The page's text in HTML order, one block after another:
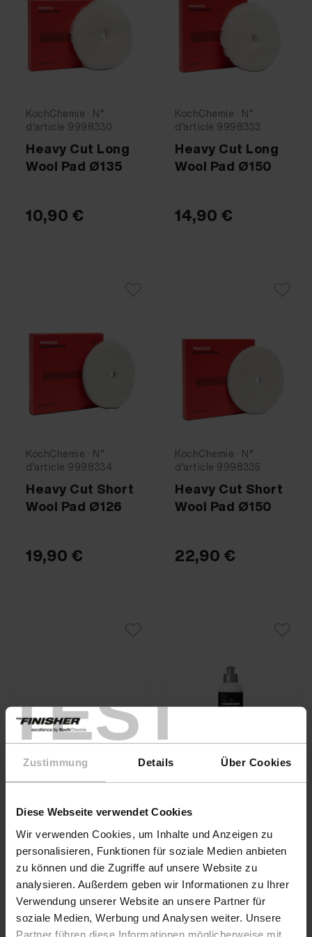
TEST
Zustimmung Details Über Cookies
Diese Webseite verwendet Cookies
Wir verwenden Cookies, um Inhalte und Anzeigen zu
personalisieren, Funktionen für soziale Medien anbieten
zu können und die Zugriffe auf unsere Website zu
analysieren. Außerdem geben wir Informationen zu Ihrer
Verwendung unserer Website an unsere Partner für
soziale Medien, Werbung und Analysen weiter. Unsere
Partner führen diese Informationen möglicherweise mit
KochChemie · N°
d'article 9998330
Heavy Cut Long
Wool Pad Ø135
10,90 €
KochChemie · N°
d'article 9998333
Heavy Cut Long
Wool Pad Ø150
14,90 €
KochChemie · N°
d'article 9998334
Heavy Cut Short
Wool Pad Ø126
19,90 €
KochChemie · N°
d'article 9998335
Heavy Cut Short
Wool Pad Ø150
22,90 €
KochChemie · N°
d'article 9998337
Polish & Sealing
Foam Pad Ø126
d'article 77102-250ML-
01
FineCut